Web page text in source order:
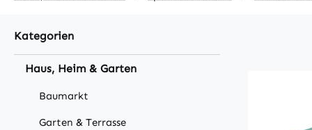
Kategorien
Haus, Heim & Garten
Baumarkt
Garten & Terrasse